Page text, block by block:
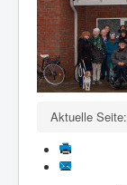
Gruppen
Der Verein
Projekte
Kontakte
Aktuelle Seite: